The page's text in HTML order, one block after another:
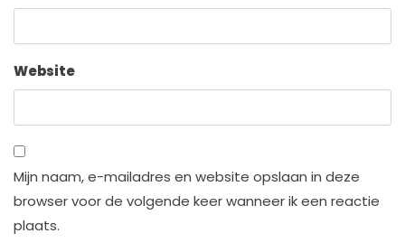
Website
Mijn naam, e-mailadres en website opslaan in deze
browser voor de volgende keer wanneer ik een reactie
plaats.